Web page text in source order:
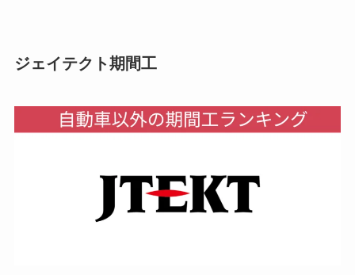
ジェイテクト期間工